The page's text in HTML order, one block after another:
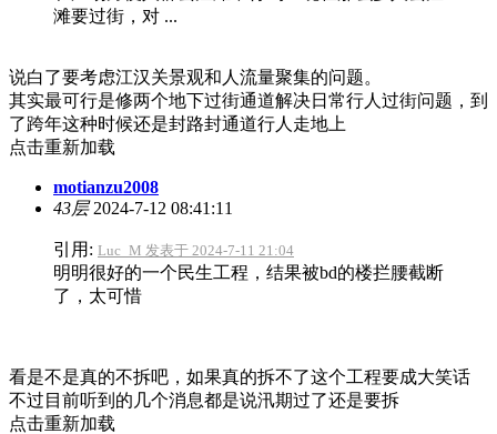
滩要过街，对 ...
说白了要考虑江汉关景观和人流量聚集的问题。
其实最可行是修两个地下过街通道解决日常行人过街问题，到
了跨年这种时候还是封路封通道行人走地上
点击重新加载
motianzu2008
43层2024-7-12 08:41:11
引用: Luc_M 发表于 2024-7-11 21:04
明明很好的一个民生工程，结果被bd的楼拦腰截断
了，太可惜
看是不是真的不拆吧，如果真的拆不了这个工程要成大笑话
不过目前听到的几个消息都是说汛期过了还是要拆
点击重新加载